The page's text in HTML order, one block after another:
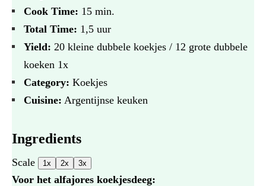
Cook Time: 15 min.
Total Time: 1,5 uur
Yield: 20 kleine dubbele koekjes / 12 grote dubbele
koeken 1x
Category: Koekjes
Cuisine: Argentijnse keuken
Ingredients
Scale 1x 2x 3x
Voor het alfajores koekjesdeeg: